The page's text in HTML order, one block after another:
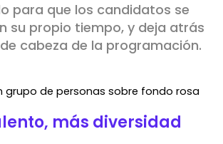
para que los candidatos se
su propio tiempo, y deja atrás
cabeza de la programación.
más diversidad